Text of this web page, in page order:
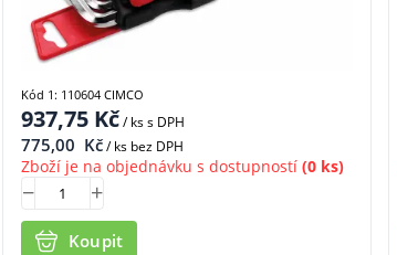
937,75Kč/ kss DPH
775,00 Kč/ ks bez DPH
Zboží je na objednávku s dostupností(0 ks)
Koupit
Kód 1: 110604 CIMCO